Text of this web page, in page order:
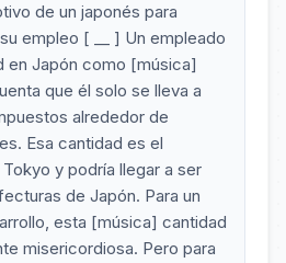
de un japonés para
empleo [ __ ] Un empleado
en Japón como [música]
que él solo se lleva a
alrededor de
Esa cantidad es el
y podría llegar a ser
de Japón. Para un
esta [música] cantidad
misericordiosa. Pero para